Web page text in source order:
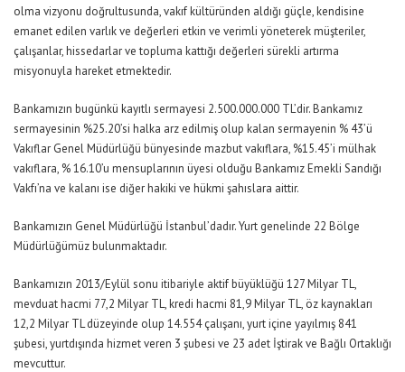
olma vizyonu doğrultusunda, vakıf kültüründen aldığı güçle, kendisine
emanet edilen varlık ve değerleri etkin ve verimli yöneterek müşteriler,
çalışanlar, hissedarlar ve topluma kattığı değerleri sürekli artırma
misyonuyla hareket etmektedir.
Bankamızın bugünkü kayıtlı sermayesi 2.500.000.000 TL’dir. Bankamız
sermayesinin %25.20’si halka arz edilmiş olup kalan sermayenin % 43’ü
Vakıflar Genel Müdürlüğü bünyesinde mazbut vakıflara, %15.45’i mülhak
vakıflara, % 16.10’u mensuplarının üyesi olduğu Bankamız Emekli Sandığı
Vakfı’na ve kalanı ise diğer hakiki ve hükmi şahıslara aittir.
Bankamızın Genel Müdürlüğü İstanbul’dadır. Yurt genelinde 22 Bölge
Müdürlüğümüz bulunmaktadır.
Bankamızın 2013/Eylül sonu itibariyle aktif büyüklüğü 127 Milyar TL,
mevduat hacmi 77,2 Milyar TL, kredi hacmi 81,9 Milyar TL, öz kaynakları
12,2 Milyar TL düzeyinde olup 14.554 çalışanı, yurt içine yayılmış 841
şubesi, yurtdışında hizmet veren 3 şubesi ve 23 adet İştirak ve Bağlı Ortaklığı
mevcuttur.